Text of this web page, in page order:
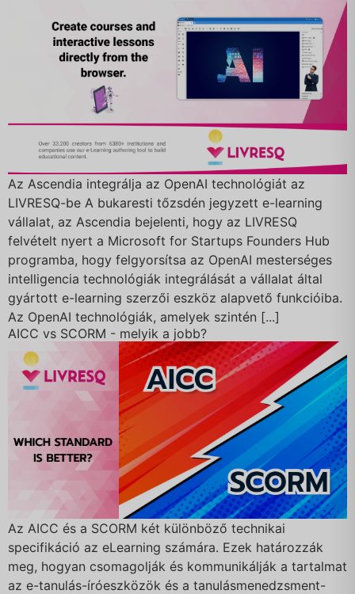
Az Ascendia integrálja az OpenAI technológiát az
LIVRESQ-be A bukaresti tőzsdén jegyzett e-learning
vállalat, az Ascendia bejelenti, hogy az LIVRESQ
felvételt nyert a Microsoft for Startups Founders Hub
programba, hogy felgyorsítsa az OpenAI mesterséges
intelligencia technológiák integrálását a vállalat által
gyártott e-learning szerzői eszköz alapvető funkcióiba.
Az OpenAI technológiák, amelyek szintén [...]
AICC vs SCORM - melyik a jobb?
Az AICC és a SCORM két különböző technikai
specifikáció az eLearning számára. Ezek határozzák
meg, hogyan csomagolják és kommunikálják a tartalmat
az e-tanulás-íróeszközök és a tanulásmenedzsment-